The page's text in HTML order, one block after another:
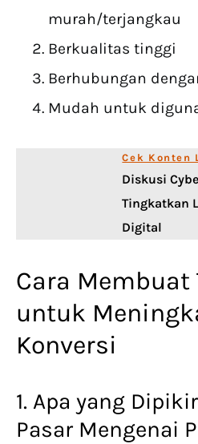
murah/terjangkau
Berkualitas tinggi
Berhubungan
Mudah untuk
Cek Konten
Diskusi
Tingkatkan
Digital
Cara Membuat
untuk
Konversi
1. Apa yang
Pasar Mengenai